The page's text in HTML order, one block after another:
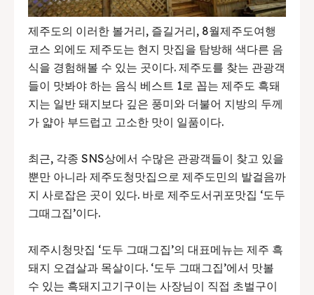
제주도의 이러한 볼거리, 즐길거리, 8월제주도여행
코스 외에도 제주도는 현지 맛집을 탐방해 색다른 음
식을 경험해볼 수 있는 곳이다. 제주도를 찾는 관광객
들이 맛봐야 하는 음식 베스트 1로 꼽는 제주도 흑돼
지는 일반 돼지보다 깊은 풍미와 더불어 지방의 두께
가 얇아 부드럽고 고소한 맛이 일품이다.
최근, 각종 SNS상에서 수많은 관광객들이 찾고 있을
뿐만 아니라 제주도청맛집으로 제주도민의 발걸음까
지 사로잡은 곳이 있다. 바로 제주도서귀포맛집 ‘도두
그때그집’이다.
제주시청맛집 ‘도두 그때그집’의 대표메뉴는 제주 흑
돼지 오겹살과 목살이다. ‘도두 그때그집’에서 맛볼
수 있는 흑돼지고기구이는 사장님이 직접 초벌구이